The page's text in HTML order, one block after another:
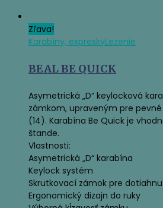
Zľava!
Karabíny, expreskyLezenie
BEAL BE QUICK
Asymetrická „D“ keylocková
zámkom, upraveným pre
(14). Karabína Be Quick je
štande.
Vlastnosti:
Asymetrická „D“ karabína
Keylock systém
Skrutkovací zámok pre
Ergonomický dizajn do ruky